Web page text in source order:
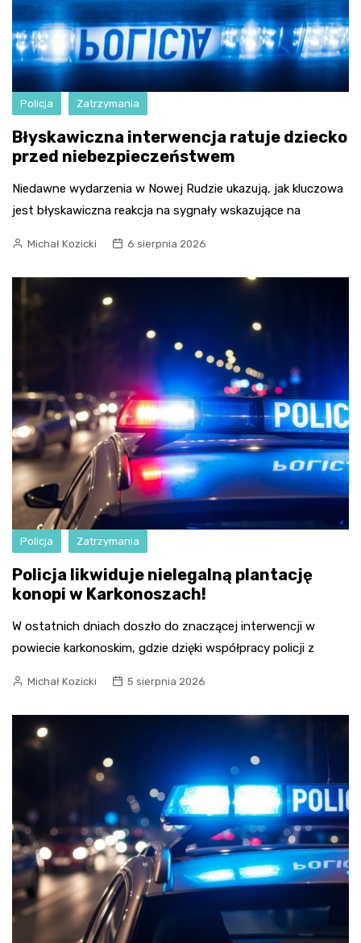
Policja Zatrzymania
Błyskawiczna interwencja ratuje dziecko
przed niebezpieczeństwem
Niedawne wydarzenia w Nowej Rudzie ukazują, jak kluczowa
jest błyskawiczna reakcja na sygnały wskazujące na
Michał Kozicki 6 sierpnia 2026
Policja Zatrzymania
Policja likwiduje nielegalną plantację
konopi w Karkonoszach!
W ostatnich dniach doszło do znaczącej interwencji w
powiecie karkonoskim, gdzie dzięki współpracy policji z
Michał Kozicki 5 sierpnia 2026